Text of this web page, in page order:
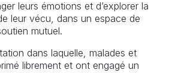
leurs émotions et d’explorer la
leur vécu, dans un espace de
mutuel.
dans laquelle, malades et
librement et ont engagé un